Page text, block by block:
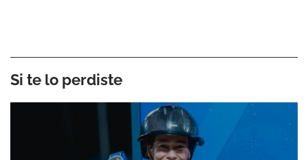
Si te lo perdiste